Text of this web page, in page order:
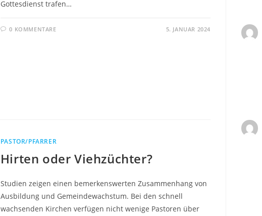
Gottesdienst trafen…
0 KOMMENTARE 5. JANUAR 2024
PASTOR/PFARRER
Hirten oder Viehzüchter?
Studien zeigen einen bemerkenswerten Zusammenhang von
Ausbildung und Gemeindewachstum. Bei den schnell
wachsenden Kirchen verfügen nicht wenige Pastoren über